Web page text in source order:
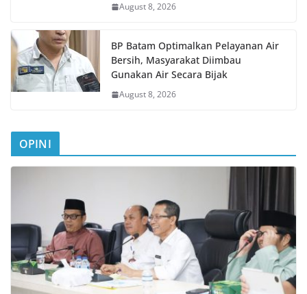
August 8, 2026
BP Batam Optimalkan Pelayanan Air
Bersih, Masyarakat Diimbau
Gunakan Air Secara Bijak
August 8, 2026
OPINI